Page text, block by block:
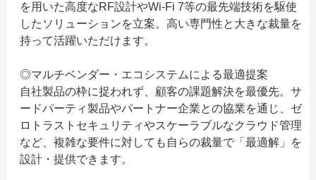
を用いた高度なRF設計やWi-Fi 7等の最先端技術を駆使
したソリューションを立案。高い専門性と大きな裁量を
持って活躍いただけます。
◎マルチベンダー・エコシステムによる最適提案
自社製品の枠に捉われず、顧客の課題解決を最優先。サ
ードパーティ製品やパートナー企業との協業を通じ、ゼ
ロトラストセキュリティやスケーラブルなクラウド管理
など、複雑な要件に対しても自らの裁量で「最適解」を
設計・提供できます。